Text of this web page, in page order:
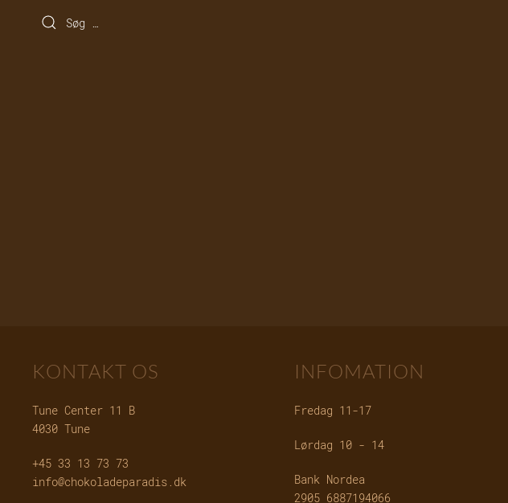
KONTAKT OS
Tune Center 11 B
4030 Tune
+45 33 13 73 73
info@chokoladeparadis.dk
INFOMATION
Fredag 11-17
Lørdag 10 - 14
Bank Nordea
2905 6887194066